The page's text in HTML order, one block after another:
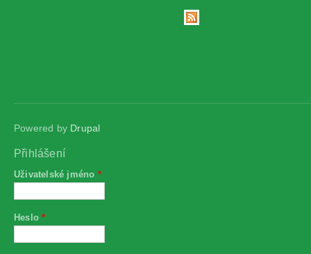
Powered by Drupal
Přihlášení
Uživatelské jméno *
Heslo*